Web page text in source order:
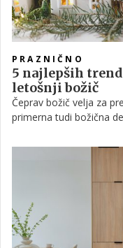
PRAZNIČNO
5 najlepših
letošnji božič
Čeprav božič velja za
primerna tudi božična
posebej priljubljen.